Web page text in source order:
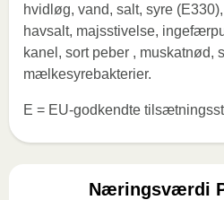
hvidløg, vand, salt, syre
havsalt, majsstivelse,
kanel, sort peber , muskatnød,
mælkesyrebakterier.
E = EU-godkendte
Næringsværdi